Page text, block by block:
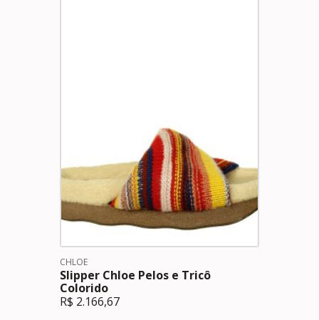
CHLOE
Slipper Chloe Pelos e Tricô
Colorido
R$ 2.166,67